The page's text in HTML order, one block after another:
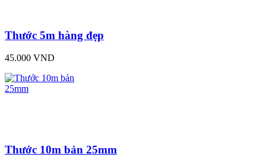
Thước 5m hàng đẹp
45.000 VND
Thước 10m bản 25mm